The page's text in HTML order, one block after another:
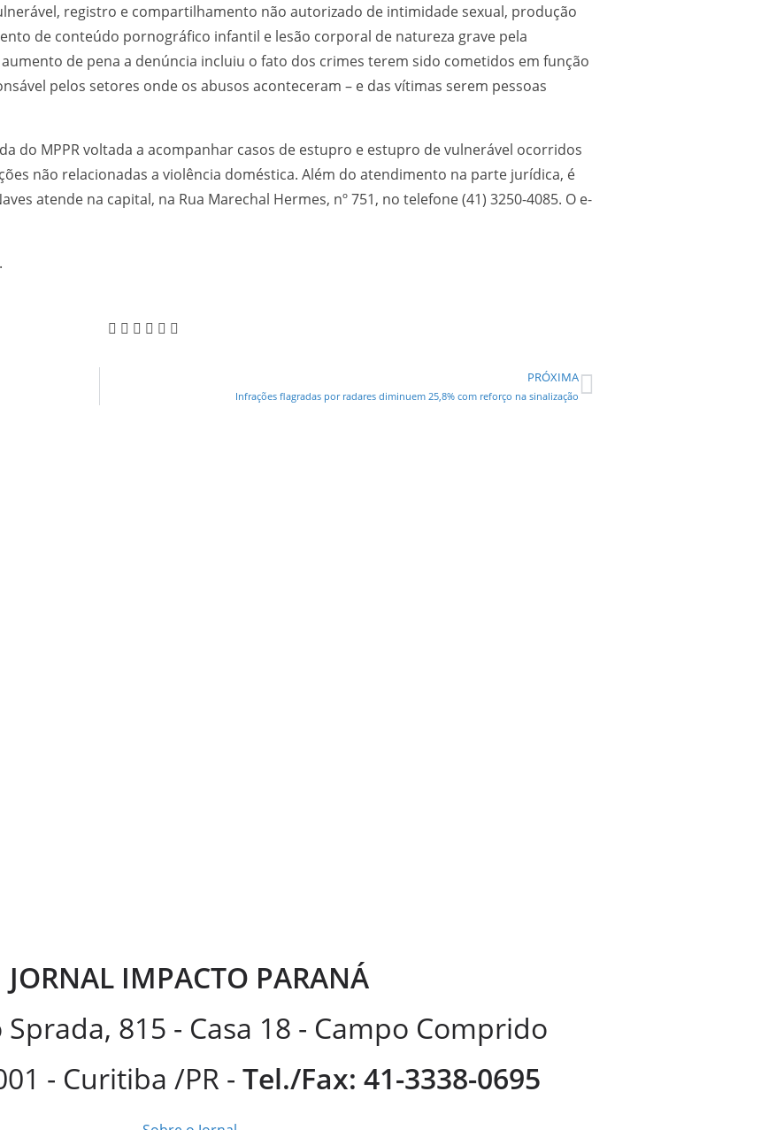
registro e compartilhamento não autorizado de intimidade sexual, produção
de conteúdo pornográfico infantil e lesão corporal de natureza grave pela
de pena a denúncia incluiu o fato dos crimes terem sido cometidos em função
pelos setores onde os abusos aconteceram – e das vítimas serem pessoas
do MPPR voltada a acompanhar casos de estupro e estupro de vulnerável ocorridos
não relacionadas a violência doméstica. Além do atendimento na parte jurídica, é
atende na capital, na Rua Marechal Hermes, nº 751, no telefone (41) 3250-4085. O e-
PRÓXIMA
Infrações flagradas por radares diminuem 25,8% com reforço na sinalização
JORNAL IMPACTO PARANÁ
815 - Casa 18 - Campo Comprido
- Curitiba /PR - Tel./Fax: 41-3338-0695